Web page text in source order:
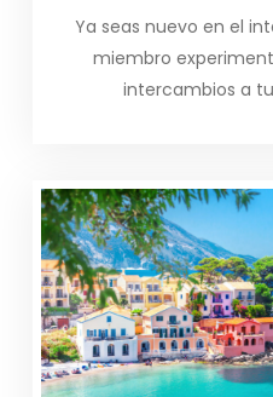
Ya seas nuevo en el
miembro
intercambios a